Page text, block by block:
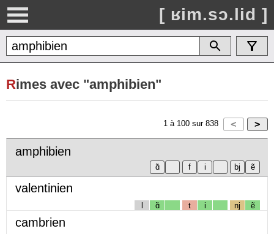
[ ʁim.sɔ.lid ]
Rimes avec "amphibien"
1 à 100 sur 838
amphibien
valentinien
l ɑ̃ t i nj ẽ
cambrien